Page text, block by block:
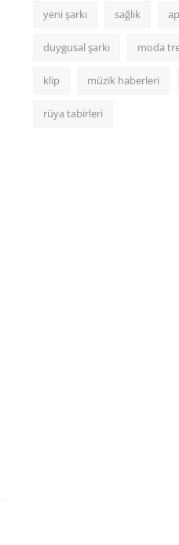
yeni şarkı sağlık
duygusal şarkı moda
klip müzik haberleri
rüya tabirleri